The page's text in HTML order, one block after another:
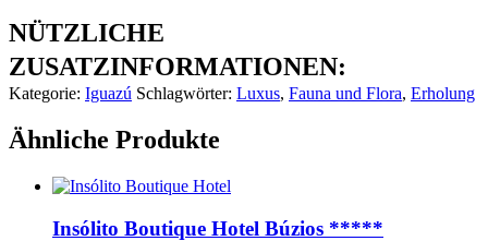
NÜTZLICHE
ZUSATZINFORMATIONEN:
Kategorie: Iguazú Schlagwörter: Luxus, Fauna und Flora, Erholung
Ähnliche Produkte
Insólito Boutique Hotel Búzios *****